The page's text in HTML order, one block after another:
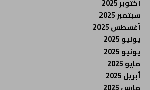
أكتوبر 2025
سبتمبر 2025
أغسطس 2025
يوليو 2025
يونيو 2025
مايو 2025
أبريل 2025